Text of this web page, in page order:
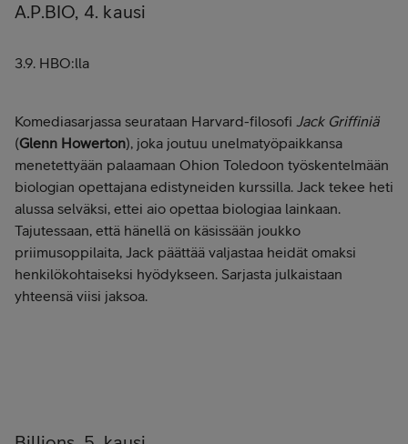
A.P.BIO, 4. kausi
3.9. HBO:lla
Komediasarjassa seurataan Harvard-filosofi Jack Griffiniä
(Glenn Howerton), joka joutuu unelmatyöpaikkansa
menetettyään palaamaan Ohion Toledoon työskentelmään
biologian opettajana edistyneiden kurssilla. Jack tekee heti
alussa selväksi, ettei aio opettaa biologiaa lainkaan.
Tajutessaan, että hänellä on käsissään joukko
priimusoppilaita, Jack päättää valjastaa heidät omaksi
henkilökohtaiseksi hyödykseen. Sarjasta julkaistaan
yhteensä viisi jaksoa.